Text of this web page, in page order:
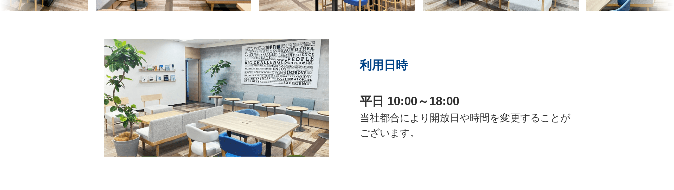
利用日時
平日 10:00～18:00
当社都合により開放日や時間を変更することが
ございます。